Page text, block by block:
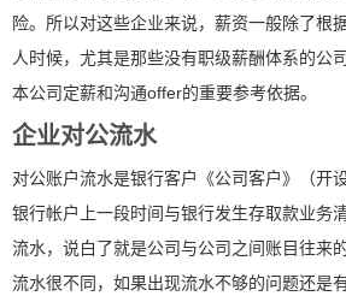
险。所以对这些企业来说，薪资一般除了根
人时候，尤其是那些没有职级薪酬体系的公
本公司定薪和沟通offer的重要参考依据。
企业对公流水
对公账户流水是银行客户《公司客户》（开
银行帐户上一段时间与银行发生存取款业务
流水，说白了就是公司与公司之间账目往来
流水很不同，如果出现流水不够的问题还是